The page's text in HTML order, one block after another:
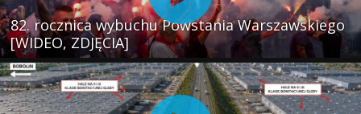
82. rocznica wybuchu Powstania Warszawskiego
[WIDEO, ZDJĘCIA]